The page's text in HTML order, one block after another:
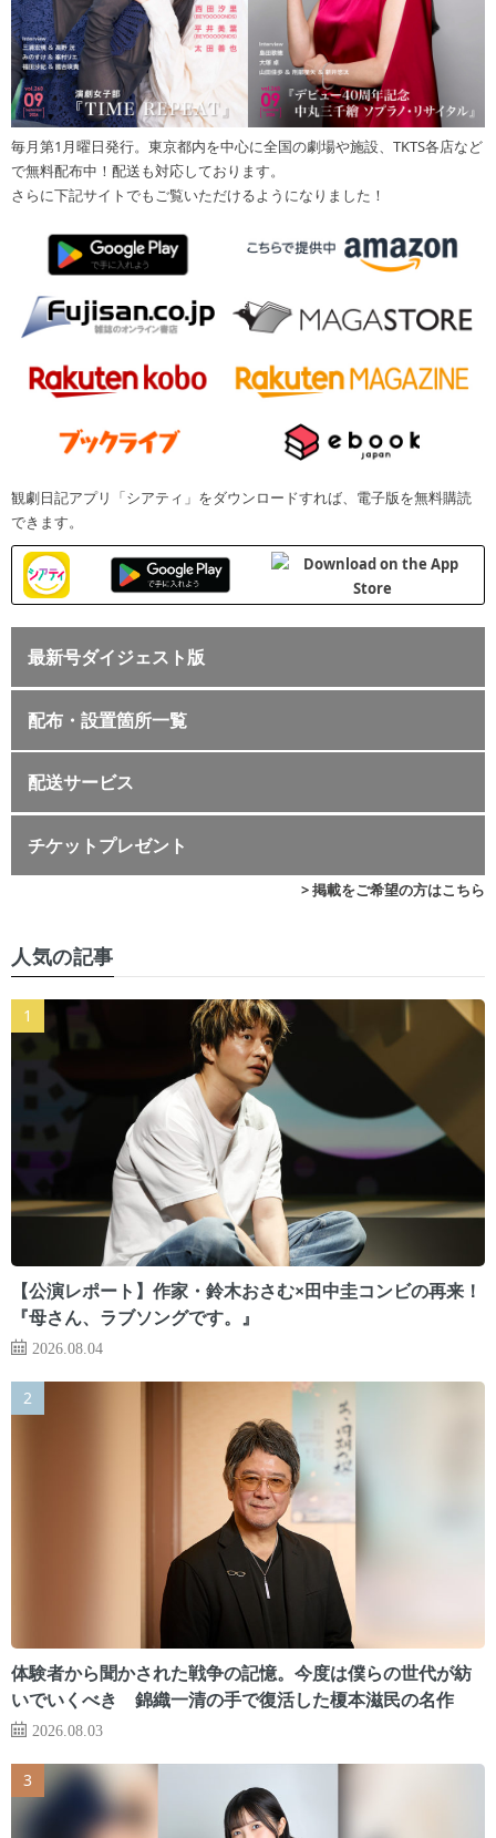
毎月第1月曜日発行。東京都内を中心に全国の劇場や施設、TKTS各店など
で無料配布中！配送も対応しております。
さらに下記サイトでもご覧いただけるようになりました！
観劇日記アプリ「シアティ」をダウンロードすれば、電子版を無料購読
できます。
最新号ダイジェスト版
配布・設置箇所一覧
配送サービス
チケットプレゼント
> 掲載をご希望の方はこちら
人気の記事
【公演レポート】作家・鈴木おさむ×田中圭コンビの再来！
『母さん、ラブソングです。』
2026.08.04
体験者から聞かされた戦争の記憶。今度は僕らの世代が紡
いでいくべき 錦織一清の手で復活した榎本滋民の名作
2026.08.03